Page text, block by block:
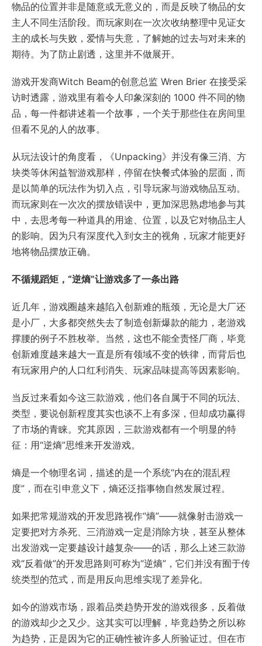
物品的位置并非是随意或无意义的，而是反映了物品的女
主人不同生活阶段。而玩家则在一次次收纳整理中见证女
主的成长与失败，爱情与失意，了解她的过去与对未来的
期待。为了防止剧透，这里并不做展开。
游戏开发商Witch Beam的创意总监 Wren Brier 在接受采
访时透露，游戏里有着令人印象深刻的 1000 件不同的物
品，每一件都讲述着一个故事，一个关于那些住在房间里
但看不见的人的故事。
从玩法设计的角度看，《Unpacking》并没有像三消、方
块类等休闲益智游戏那样，停留在快餐式体验的层面，而
是以简单的玩法作为切入点，引导玩家与游戏物品互动。
而玩家则在一次次的摆放错误中，更加深思熟虑地参与其
中，去思考每一种道具的用途、位置，以及它对物品主人
的影响。因为只有深度代入到女主的视角，玩家才能更好
地将物品摆放正确。
不循规蹈矩，“逆熵”让游戏多了一条出路
近几年，游戏圈越来越陷入创新难的瓶颈，无论是大厂还
是小厂，大多都突然失去了制造创新爆款的能力，老游戏
撑腰的例子不胜枚举。当然，这也不能全责怪厂商，毕竟
创新难度越来越大一直是所有领域不变的铁律，而背后也
有玩家用户的人口红利消失、玩家品味提高等因素影响。
当反过来看如今这三款游戏，他们各自属于不同的玩法、
类型，要说创新程度其实也谈不上有多深，但却成功赢得
了市场的青睐。究其原因，三款游戏都有一个明显的特
征：用“逆熵”思维来开发游戏。
熵是一个物理名词，描述的是一个系统“内在的混乱程
度”，而在引申意义下，熵还泛指事物自然发展过程。
如果把常规游戏的开发思路视作“熵”——就像射击游戏一
定要把对方杀死、三消游戏一定是消除方块，甚至从整体
出发游戏一定要越设计越复杂——的话，那么上述三款游
戏“反着做”的开发思路则可称为“逆熵”，它们并没有囿于传
统类型的范式，而是用反向思维实现了差异化。
如今的游戏市场，跟着品类趋势开发的游戏很多，反着做
的游戏却少之又少。这其实可以理解，毕竟趋势之所以称
为趋势，正是因为它的正确性被许多人所验证过。但在市